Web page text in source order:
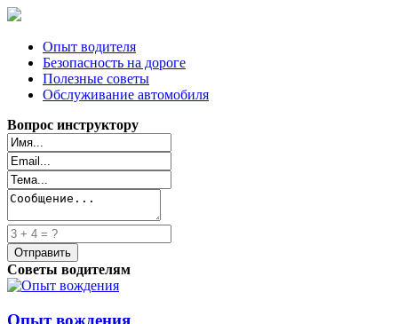
Опыт водителя
Безопасность на дороге
Полезные советы
Обслуживание автомобиля
Вопрос инструктору
Советы водителям
Опыт вождения